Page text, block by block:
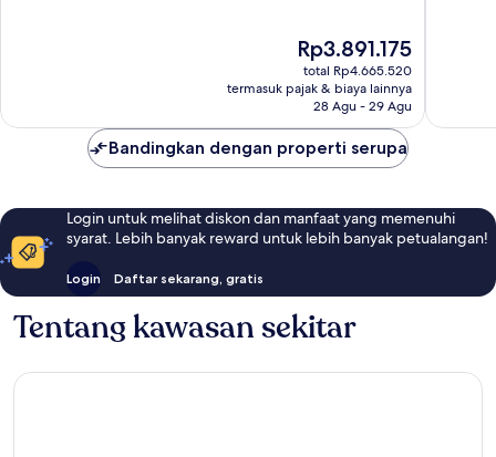
Harga
sekarang
Rp3.891.175
Rp3.891.175
total Rp4.665.520
termasuk pajak & biaya lainnya
28 Agu - 29 Agu
Bandingkan dengan properti serupa
Login untuk melihat diskon dan manfaat yang memenuhi
syarat. Lebih banyak reward untuk lebih banyak petualangan!
Login Daftar sekarang, gratis
Tentang kawasan sekitar